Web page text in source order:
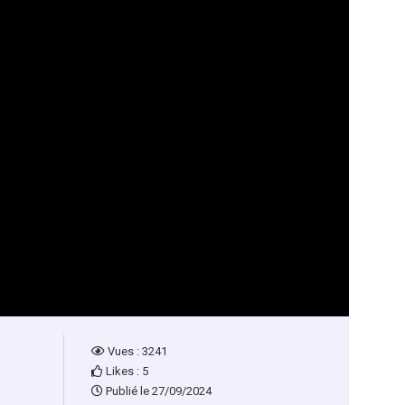
Vues : 3241
Likes : 5
Publié le 27/09/2024